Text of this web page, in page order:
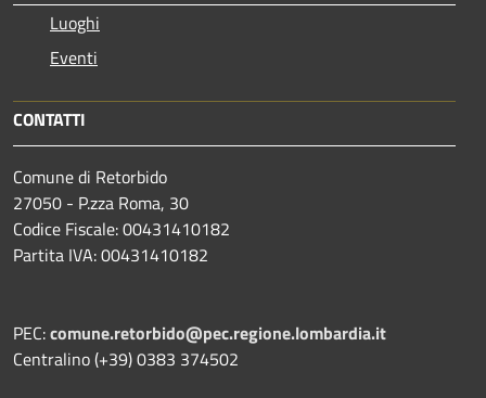
Luoghi
Eventi
CONTATTI
Comune di Retorbido
27050 - P.zza Roma, 30
Codice Fiscale: 00431410182
Partita IVA: 00431410182
PEC:comune.retorbido@pec.regione.lombardia.it
Centralino (+39) 0383 374502